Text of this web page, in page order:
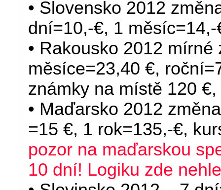
• Slovensko 2012
dní=10,-€, 1
• Rakousko 2012
měsíce=23,40 €,
známky na místě 120
• Maďarsko 2012
=15 €, 1 rok=135,-€,
pozor na maďarskou
10 dní! Logiku zde